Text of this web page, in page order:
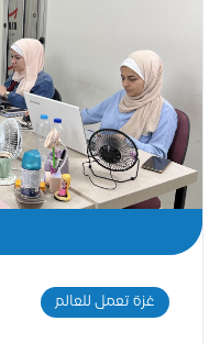
غزة تعمل للعالم